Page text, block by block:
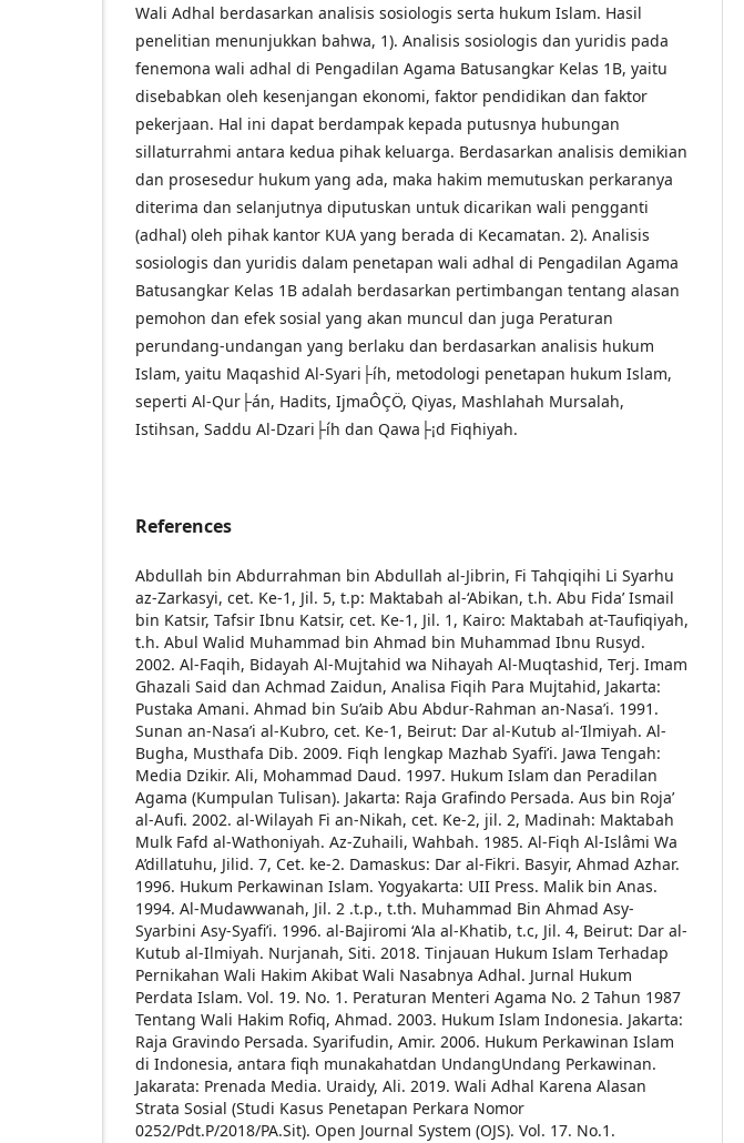
Wali Adhal berdasarkan analisis sosiologis serta hukum Islam. Hasil
penelitian menunjukkan bahwa, 1). Analisis sosiologis dan yuridis pada
fenemona wali adhal di Pengadilan Agama Batusangkar Kelas 1B, yaitu
disebabkan oleh kesenjangan ekonomi, faktor pendidikan dan faktor
pekerjaan. Hal ini dapat berdampak kepada putusnya hubungan
sillaturrahmi antara kedua pihak keluarga. Berdasarkan analisis demikian
dan prosesedur hukum yang ada, maka hakim memutuskan perkaranya
diterima dan selanjutnya diputuskan untuk dicarikan wali pengganti
(adhal) oleh pihak kantor KUA yang berada di Kecamatan. 2). Analisis
sosiologis dan yuridis dalam penetapan wali adhal di Pengadilan Agama
Batusangkar Kelas 1B adalah berdasarkan pertimbangan tentang alasan
pemohon dan efek sosial yang akan muncul dan juga Peraturan
perundang-undangan yang berlaku dan berdasarkan analisis hukum
Islam, yaitu Maqashid Al-Syari├íh, metodologi penetapan hukum Islam,
seperti Al-Qur├án, Hadits, IjmaÔÇÖ, Qiyas, Mashlahah Mursalah,
Istihsan, Saddu Al-Dzari├íh dan Qawa├¡d Fiqhiyah.
References
Abdullah bin Abdurrahman bin Abdullah al-Jibrin, Fi Tahqiqihi Li Syarhu
az-Zarkasyi, cet. Ke-1, Jil. 5, t.p: Maktabah al-‘Abikan, t.h. Abu Fida’ Ismail
bin Katsir, Tafsir Ibnu Katsir, cet. Ke-1, Jil. 1, Kairo: Maktabah at-Taufiqiyah,
t.h. Abul Walid Muhammad bin Ahmad bin Muhammad Ibnu Rusyd.
2002. Al-Faqih, Bidayah Al-Mujtahid wa Nihayah Al-Muqtashid, Terj. Imam
Ghazali Said dan Achmad Zaidun, Analisa Fiqih Para Mujtahid, Jakarta:
Pustaka Amani. Ahmad bin Su’aib Abu Abdur-Rahman an-Nasa’i. 1991.
Sunan an-Nasa’i al-Kubro, cet. Ke-1, Beirut: Dar al-Kutub al-‘Ilmiyah. Al-
Bugha, Musthafa Dib. 2009. Fiqh lengkap Mazhab Syafi’i. Jawa Tengah:
Media Dzikir. Ali, Mohammad Daud. 1997. Hukum Islam dan Peradilan
Agama (Kumpulan Tulisan). Jakarta: Raja Grafindo Persada. Aus bin Roja’
al-Aufi. 2002. al-Wilayah Fi an-Nikah, cet. Ke-2, jil. 2, Madinah: Maktabah
Mulk Fafd al-Wathoniyah. Az-Zuhaili, Wahbah. 1985. Al-Fiqh Al-Islâmi Wa
A’dillatuhu, Jilid. 7, Cet. ke-2. Damaskus: Dar al-Fikri. Basyir, Ahmad Azhar.
1996. Hukum Perkawinan Islam. Yogyakarta: UII Press. Malik bin Anas.
1994. Al-Mudawwanah, Jil. 2 .t.p., t.th. Muhammad Bin Ahmad Asy-
Syarbini Asy-Syafi’i. 1996. al-Bajiromi ‘Ala al-Khatib, t.c, Jil. 4, Beirut: Dar al-
Kutub al-Ilmiyah. Nurjanah, Siti. 2018. Tinjauan Hukum Islam Terhadap
Pernikahan Wali Hakim Akibat Wali Nasabnya Adhal. Jurnal Hukum
Perdata Islam. Vol. 19. No. 1. Peraturan Menteri Agama No. 2 Tahun 1987
Tentang Wali Hakim Rofiq, Ahmad. 2003. Hukum Islam Indonesia. Jakarta:
Raja Gravindo Persada. Syarifudin, Amir. 2006. Hukum Perkawinan Islam
di Indonesia, antara fiqh munakahatdan UndangUndang Perkawinan.
Jakarata: Prenada Media. Uraidy, Ali. 2019. Wali Adhal Karena Alasan
Strata Sosial (Studi Kasus Penetapan Perkara Nomor
0252/Pdt.P/2018/PA.Sit). Open Journal System (OJS). Vol. 17. No.1.